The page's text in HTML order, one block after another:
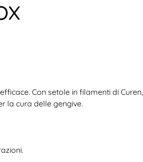
Con setole in filamenti di
la cura delle gengive.